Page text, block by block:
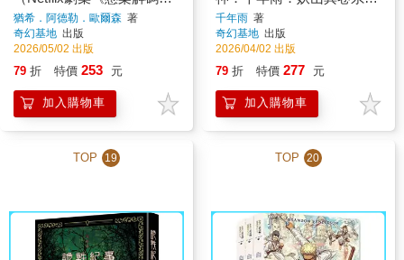
書衣版）
猶希．阿德勒．歐爾森 著
奇幻基地 出版
2026/05/02 出版
79 折 特價 253 元
加入購物車
列）
千年雨 著
奇幻基地 出版
2026/04/02 出版
79 折 特價 277 元
加入購物車
TOP 19 TOP 20